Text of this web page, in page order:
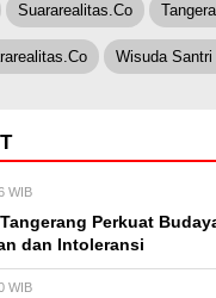
Suararealitas.co
Wisuda Santri
WIB
Perkuat
dan Intoleransi
WIB